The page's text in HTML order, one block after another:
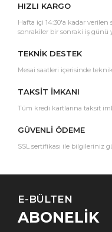
HIZLI KARGO
Hafta içi 14:30'a kadar verilen
sonrakiler bir sonraki iş günü
TEKNİK DESTEK
Mesai saatleri içerisinde
TAKSİT İMKANI
Tüm kredi kartlarına taksit
GÜVENLİ ÖDEME
SSL sertifikası ile bilgileriniz
E-BÜLTEN
ABONELİK